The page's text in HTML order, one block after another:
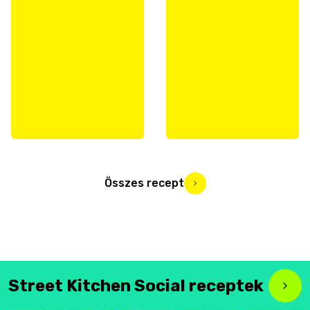
Összes recept
Street Kitchen Social receptek